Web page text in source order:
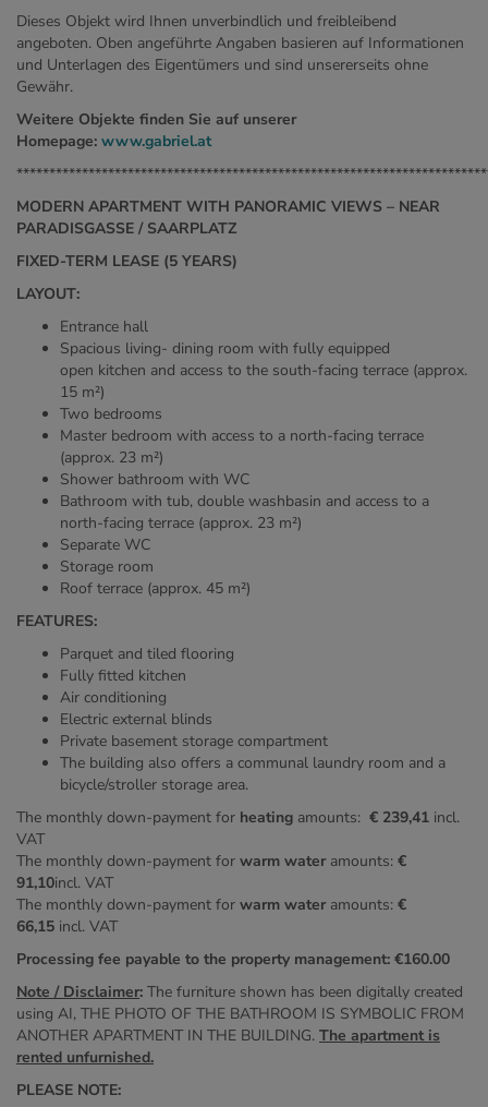
Dieses Objekt wird Ihnen unverbindlich und freibleibend
angeboten. Oben angeführte Angaben basieren auf Informationen
und Unterlagen des Eigentümers und sind unsererseits ohne
Gewähr.
Weitere Objekte finden Sie auf unserer
Homepage: www.gabriel.at
MODERN APARTMENT WITH PANORAMIC VIEWS – NEAR
PARADISGASSE / SAARPLATZ
FIXED-TERM LEASE (5 YEARS)
LAYOUT:
Entrance hall
Spacious living- dining room with fully equipped
open kitchen and access to the south-facing terrace (approx.
15 m²)
Two bedrooms
Master bedroom with access to a north-facing terrace
(approx. 23 m²)
Shower bathroom with WC
Bathroom with tub, double washbasin and access to a
north-facing terrace (approx. 23 m²)
Separate WC
Storage room
Roof terrace (approx. 45 m²)
FEATURES:
Parquet and tiled flooring
Fully fitted kitchen
Air conditioning
Electric external blinds
Private basement storage compartment
The building also offers a communal laundry room and a
bicycle/stroller storage area.
The monthly down-payment for heating amounts: € 239,41 incl.
VAT
The monthly down-payment for warm wateramounts: €
91,10incl. VAT
The monthly down-payment for warm wateramounts: €
66,15 incl. VAT
Processing fee payable to the property management: €160.00
Note / Disclaimer: The furniture shown has been digitally created
using AI, THE PHOTO OF THE BATHROOM IS SYMBOLIC FROM
ANOTHER APARTMENT IN THE BUILDING. The apartment is
rented unfurnished.
PLEASE NOTE: